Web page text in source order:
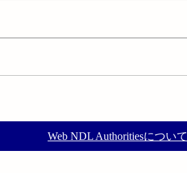
Web NDL Authoritiesについて